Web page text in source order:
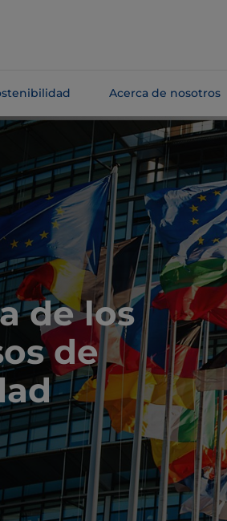
Acerca de nosotros
de los
de